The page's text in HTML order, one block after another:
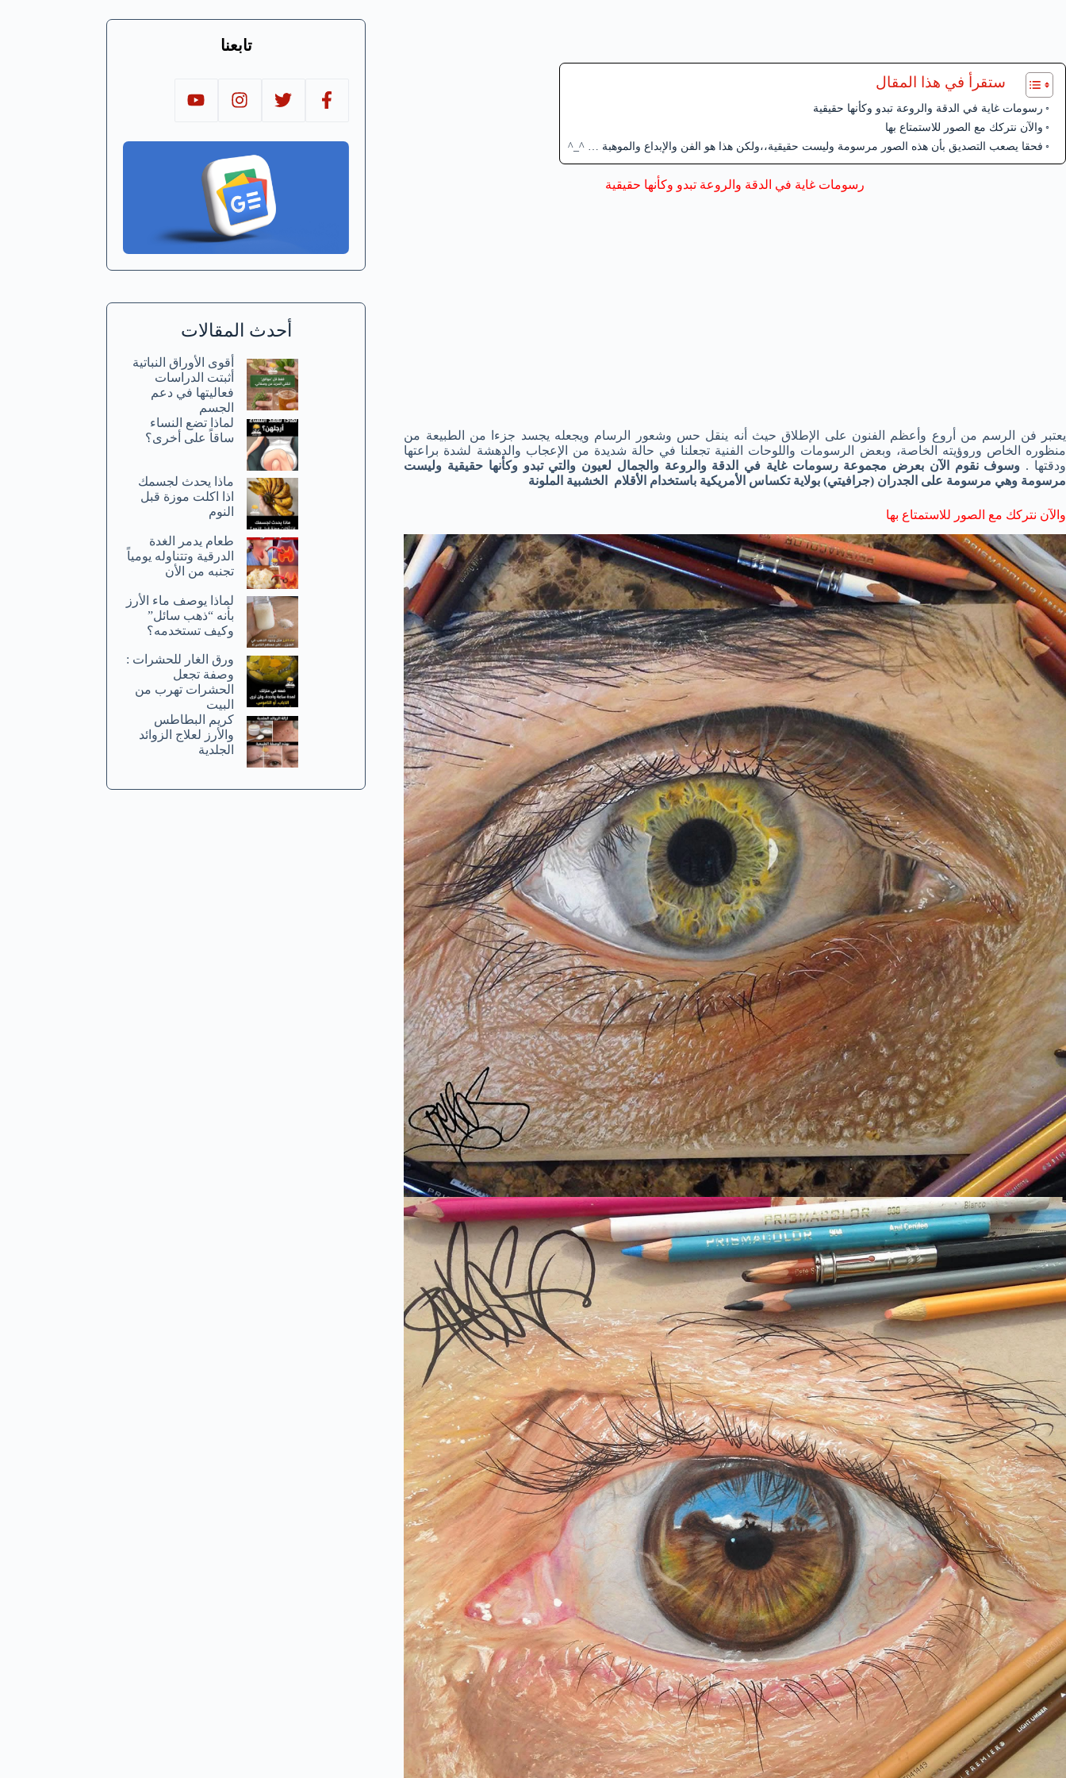
ستقرأ في هذا المقال
رسومات غاية في الدقة والروعة تبدو وكأنها حقيقية
والآن نتركك مع الصور للاستمتاع بها
فحقا يصعب التصديق بأن هذه الصور مرسومة وليست حقيقية،،ولكن هذا هو الفن والإبداع والموهبة … ^_^
رسومات غاية في الدقة والروعة تبدو وكأنها حقيقية
يعتبر فن الرسم من أروع وأعظم الفنون على الإطلاق حيث أنه ينقل حس وشعور الرسام ويجعله يجسد جزءا من الطبيعة من
منظوره الخاص وروؤيته الخاصة، وبعض الرسومات واللوحات الفنية تجعلنا في حالة شديدة من الإعجاب والدهشة لشدة براعتها
ودقتها . وسوف نقوم الآن بعرض مجموعة رسومات غاية في الدقة والروعة والجمال لعيون والتي تبدو وكأنها حقيقية وليست
مرسومة وهي مرسومة على الجدران (جرافيتي) بولاية تكساس الأمريكية باستخدام الأقلام الخشبية الملونة
والآن نتركك مع الصور للاستمتاع بها
تابعنا
أحدث المقالات
أقوى الأوراق النباتية
أثبتت الدراسات
فعاليتها في دعم
الجسم
لماذا تضع النساء
ساقاً على أخرى؟
ماذا يحدث لجسمك
اذا اكلت موزة قبل
النوم
طعام يدمر الغدة
الدرقية وتتناوله يومياً
تجنبه من الأن
لماذا يوصف ماء الأرز
بأنه “ذهب سائل”
وكيف تستخدمه؟
ورق الغار للحشرات :
وصفة تجعل
الحشرات تهرب من
البيت
كريم البطاطس
والأرز لعلاج الزوائد
الجلدية